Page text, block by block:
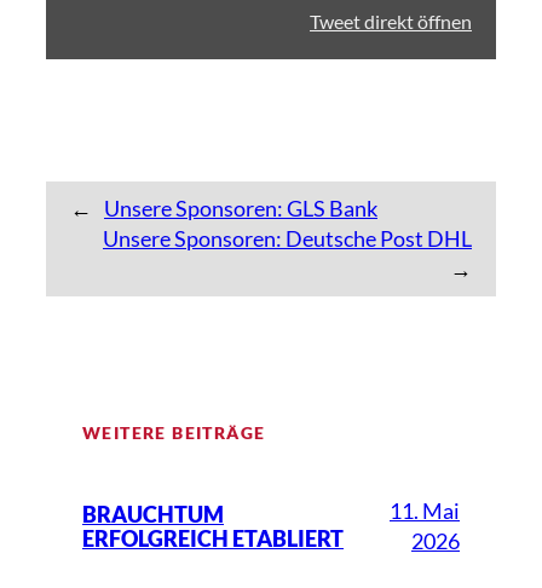
Tweet direkt öffnen
←
Unsere Sponsoren: GLS Bank
Unsere Sponsoren: Deutsche Post DHL
→
WEITERE BEITRÄGE
BRAUCHTUM
ERFOLGREICH ETABLIERT
11. Mai
2026